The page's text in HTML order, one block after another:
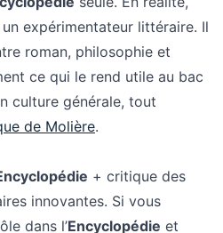
expérimentateur littéraire. Il
roman, philosophie et
ce qui le rend utile au bac
culture générale, tout
de Molière.
+ critique des
innovantes. Si vous
dans l’Encyclopédie et